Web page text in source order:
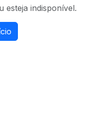
esteja indisponível.